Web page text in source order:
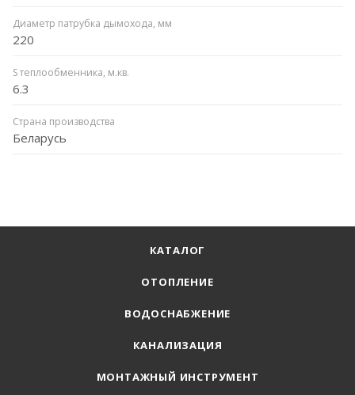
Диаметр патрубка дымохода, мм
220
S теплообменника, м.кв.
6.3
Страна производства
Беларусь
КАТАЛОГ
ОТОПЛЕНИЕ
ВОДОСНАБЖЕНИЕ
КАНАЛИЗАЦИЯ
МОНТАЖНЫЙ ИНСТРУМЕНТ